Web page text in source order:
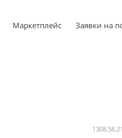
Маркетплейс Заявки на